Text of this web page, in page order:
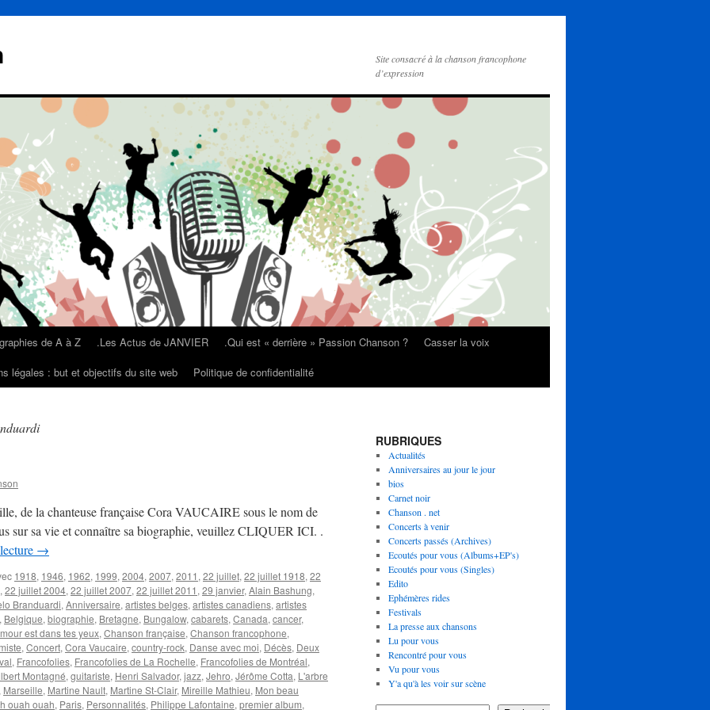
Site consacré à la chanson francophone
d’expression
de A à Z .Les Actus de JANVIER .Qui est « derrière » Passion Chanson ?
Casser la voix
légales : but et objectifs du site web Politique de confidentialité
de la chanteuse française Cora VAUCAIRE sous le nom de
sur sa vie et connaître sa biographie, veuillez CLIQUER ICI. .
→
1918, 1946, 1962, 1999, 2004, 2007, 2011 , 22 juillet, 22 juillet 1918, 22
, 22 juillet 2004, 22 juillet 2007, 22 juillet 2011 , 29 janvier, Alain Bashung,
Branduardi, Anniversaire, artistes belges, artistes canadiens, artistes
, Belgique, biographie, Bretagne, Bungalow, cabarets, Canada, cancer,
est dans tes yeux, Chanson française, Chanson francophone,
, Concert, Cora Vaucaire, country-rock, Danse avec moi, Décès, Deux
, Francofolies, Francofolies de La Rochelle, Francofolies de Montréal,
Montagné, guitariste, Henri Salvador, jazz, Jehro, Jérôme Cotta, L'arbre
Marseille, Martine Nault, Martine St-Clair, Mireille Mathieu, Mon beau
ouah ouah, Paris, Personnalités, Philippe Lafontaine, premier album,
RUBRIQUES
Actualités
Anniversaires au jour le jour
bios
Carnet noir
Chanson . net
Concerts à venir
Concerts passés (Archives)
Ecoutés pour vous (Albums+EP's)
Ecoutés pour vous (Singles)
Edito
Ephémères rides
Festivals
La presse aux chansons
Lu pour vous
Rencontré pour vous
Vu pour vous
Y'a qu'à les voir sur scène